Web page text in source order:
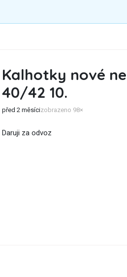
Kalhotky nové
40/42 10.
před 2 měsícizobrazeno 98×
Daruji za odvoz